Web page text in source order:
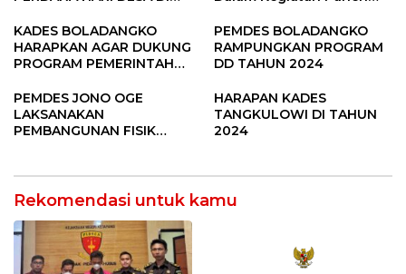
Pandere
KADES BOLADANGKO
HARAPKAN AGAR DUKUNG
PROGRAM PEMERINTAH
PEMDES BOLADANGKO
RAMPUNGKAN PROGRAM
DD TAHUN 2024
PEMDES JONO OGE
LAKSANAKAN
PEMBANGUNAN FISIK
HARAPAN KADES
TANGKULOWI DI TAHUN
2024
Rekomendasi untuk kamu